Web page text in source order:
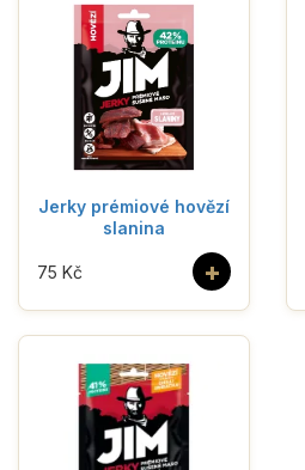
Jerky prémiové hovězí
slanina
+
75 Kč